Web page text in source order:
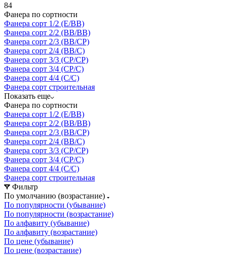
84
Фанера по сортности
Фанера сорт 1/2 (E/BB)
Фанера сорт 2/2 (ВВ/ВВ)
Фанера сорт 2/3 (BB/CP)
Фанера сорт 2/4 (ВВ/C)
Фанера сорт 3/3 (CP/CP)
Фанера сорт 3/4 (СР/C)
Фанера сорт 4/4 (С/C)
Фанера сорт строительная
Показать еще
Фанера по сортности
Фанера сорт 1/2 (E/BB)
Фанера сорт 2/2 (ВВ/ВВ)
Фанера сорт 2/3 (BB/CP)
Фанера сорт 2/4 (ВВ/C)
Фанера сорт 3/3 (CP/CP)
Фанера сорт 3/4 (СР/C)
Фанера сорт 4/4 (С/C)
Фанера сорт строительная
Фильтр
По умолчанию (возрастание)
По популярности (убывание)
По популярности (возрастание)
По алфавиту (убывание)
По алфавиту (возрастание)
По цене (убывание)
По цене (возрастание)